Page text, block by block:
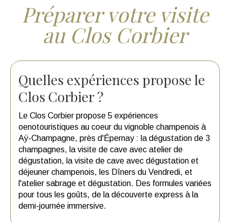
Préparer votre visite
au Clos Corbier
Quelles expériences propose le
Clos Corbier ?
Le Clos Corbier propose 5 expériences
oenotouristiques au coeur du vignoble champenois à
Aÿ-Champagne, près d'Épernay : la dégustation de 3
champagnes, la visite de cave avec atelier de
dégustation, la visite de cave avec dégustation et
déjeuner champenois, les Dîners du Vendredi, et
l'atelier sabrage et dégustation. Des formules variées
pour tous les goûts, de la découverte express à la
demi-journée immersive.